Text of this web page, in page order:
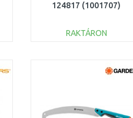
124817 (1001707)
RAKTÁRON
Összehasonlítás